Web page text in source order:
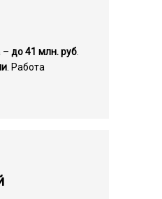
–до 41 млн. руб
. Работа